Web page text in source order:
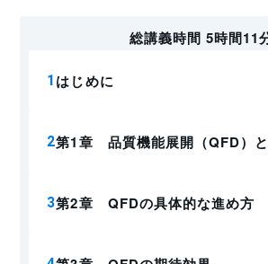
総講義時間 5時間11
はじめに
第1章 品質機能展開（QFD）
第2章 QFDの具体的な進め方